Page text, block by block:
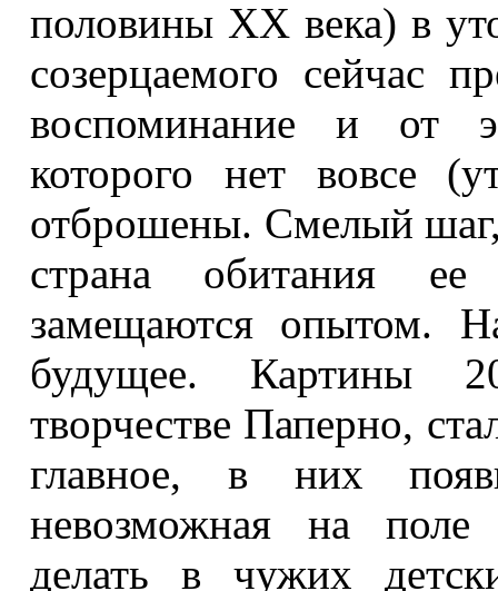
половины ХХ века) в
созерцаемого сейчас
воспоминание и от
которого нет вовсе
отброшены. Смелый шаг,
страна обитания ее
замещаются опытом.
будущее. Картины
творчестве Паперно,
главное, в них
невозможная на
делать в чужих